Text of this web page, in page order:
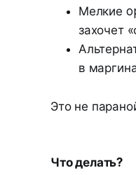
Мелкие
захочет
в
Это не
Что делать?